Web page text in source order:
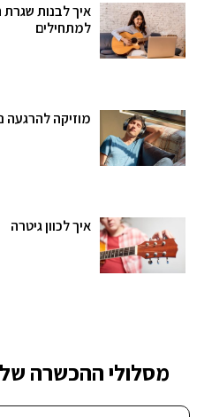
איך לבנות שגרת
למתחילים
מוזיקה להרגעה
איך לכוון גיטרה
מסלולי ההכשרה